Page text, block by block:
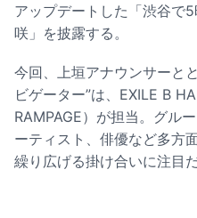
アップデートした「渋谷
咲」を披露する。
今回、上垣アナウンサーと
ビゲーター”は、EXILE B
RAMPAGE）が担当。グル
ーティスト、俳優など多方
繰り広げる掛け合いに注目だ